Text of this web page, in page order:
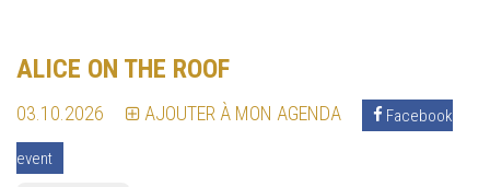
ALICE ON THE ROOF
03.10.2026 AJOUTER À MON AGENDA Facebook
event